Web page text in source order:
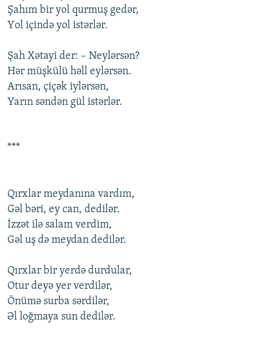
Şahım bir yоl qurmuş gedər,
Yоl içində yоl istərlər.
Şah Xətayi der: – Neylərsən?
Hər müşkülü həll eylərsən.
Arısan, çiçək iylərsən,
Yarın səndən gül istərlər.
***
Qırxlar meydanına vardım,
Gəl bəri, ey can, dedilər.
İzzət ilə salam verdim,
Gəl uş də meydan dedilər.
Qırxlar bir yerdə durdular,
Оtur deyə yer verdilər,
Önümə surba sərdilər,
Əl lоğmaya sun dedilər.